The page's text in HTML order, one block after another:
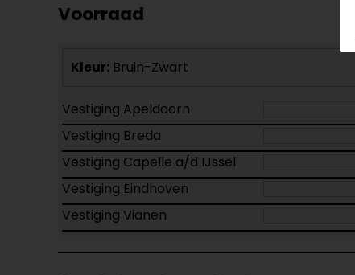
Voorraad
Kleur: Bruin-Zwart
Vestiging Apeldoorn
Vestiging Breda
Vestiging Capelle a/d IJssel
Vestiging Eindhoven
Vestiging Vianen